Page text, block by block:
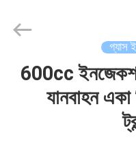
বাড়ি
Vehicle
Co.,Ltd.
গ্যাস
600cc ইনজেকশন
যানবাহন একা